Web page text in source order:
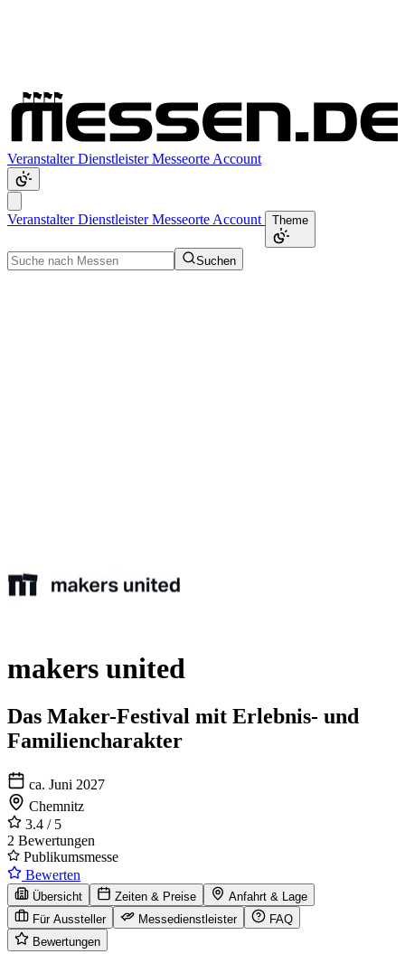
VeranstalterDienstleisterMesseorte Account
VeranstalterDienstleisterMesseorte Account Theme
Suchen
makers united
Das Maker-Festival mit Erlebnis- und
Familiencharakter
ca. Juni 2027
Chemnitz
3.4 / 5
2 Bewertungen
Publikumsmesse
Bewerten
Übersicht Zeiten & Preise
Anfahrt & Lage
Für Aussteller
Messedienstleister
FAQ
Bewertungen